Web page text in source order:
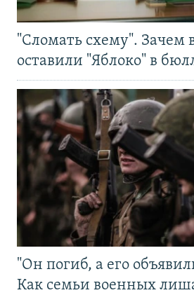
"Сломать схему". Зачем
оставили "Яблоко" в
"Он погиб, а его
Как семьи военных